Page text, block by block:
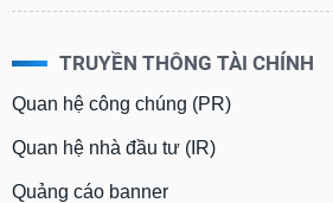
TRUYỀN THÔNG TÀI CHÍNH
Quan hệ công chúng (PR)
Quan hệ nhà đầu tư (IR)
Quảng cáo banner